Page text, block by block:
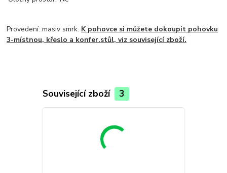
Provedení: masiv smrk. K pohovce si můžete dokoupit pohovku
3-místnou, křeslo a konfer.stůl, viz související zboží.
Související zboží 3